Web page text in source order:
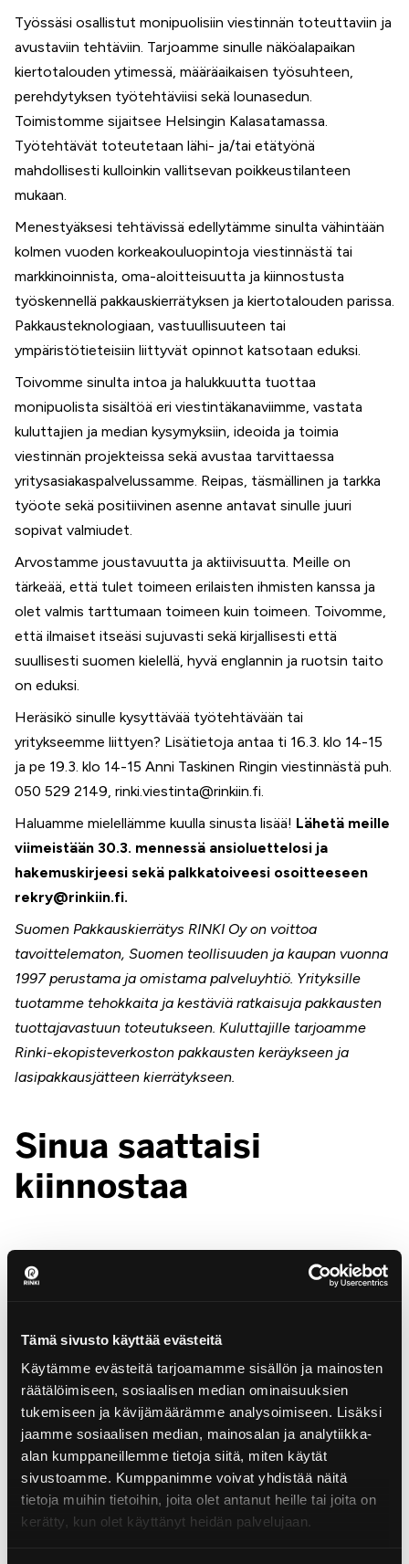
Tämä sivusto käyttää evästeitä
Käytämme evästeitä tarjoamamme sisällön ja mainosten
räätälöimiseen, sosiaalisen median ominaisuuksien
tukemiseen ja kävijämäärämme analysoimiseen. Lisäksi
jaamme sosiaalisen median, mainosalan ja analytiikka-
alan kumppaneillemme tietoja siitä, miten käytät
sivustoamme. Kumppanimme voivat yhdistää näitä
tietoja muihin tietoihin, joita olet antanut heille tai joita on
kerätty, kun olet käyttänyt heidän palvelujaan.
Työssäsi osallistut monipuolisiin viestinnän toteuttaviin ja
avustaviin tehtäviin. Tarjoamme sinulle näköalapaikan
kiertotalouden ytimessä, määräaikaisen työsuhteen,
perehdytyksen työtehtäviisi sekä lounasedun.
Toimistomme sijaitsee Helsingin Kalasatamassa.
Työtehtävät toteutetaan lähi- ja/tai etätyönä
mahdollisesti kulloinkin vallitsevan poikkeustilanteen
mukaan.
Menestyäksesi tehtävissä edellytämme sinulta vähintään
kolmen vuoden korkeakouluopintoja viestinnästä tai
markkinoinnista, oma-aloitteisuutta ja kiinnostusta
työskennellä pakkauskierrätyksen ja kiertotalouden parissa.
Pakkausteknologiaan, vastuullisuuteen tai
ympäristötieteisiin liittyvät opinnot katsotaan eduksi.
Toivomme sinulta intoa ja halukkuutta tuottaa
monipuolista sisältöä eri viestintäkanaviimme, vastata
kuluttajien ja median kysymyksiin, ideoida ja toimia
viestinnän projekteissa sekä avustaa tarvittaessa
yritysasiakaspalvelussamme. Reipas, täsmällinen ja tarkka
työote sekä positiivinen asenne antavat sinulle juuri
sopivat valmiudet.
Arvostamme joustavuutta ja aktiivisuutta. Meille on
tärkeää, että tulet toimeen erilaisten ihmisten kanssa ja
olet valmis tarttumaan toimeen kuin toimeen. Toivomme,
että ilmaiset itseäsi sujuvasti sekä kirjallisesti että
suullisesti suomen kielellä, hyvä englannin ja ruotsin taito
on eduksi.
Heräsikö sinulle kysyttävää työtehtävään tai
yritykseemme liittyen? Lisätietoja antaa ti 16.3. klo 14-15
ja pe 19.3. klo 14-15 Anni Taskinen Ringin viestinnästä puh.
050 529 2149, rinki.viestinta@rinkiin.fi.
Haluamme mielellämme kuulla sinusta lisää! Lähetä meille
viimeistään 30.3. mennessä ansioluettelosi ja
hakemuskirjeesi sekä palkkatoiveesi osoitteeseen
rekry@rinkiin.fi.
Suomen Pakkauskierrätys RINKI Oy on voittoa
tavoittelematon, Suomen teollisuuden ja kaupan vuonna
1997 perustama ja omistama palveluyhtiö. Yrityksille
tuotamme tehokkaita ja kestäviä ratkaisuja pakkausten
tuottajavastuun toteutukseen. Kuluttajille tarjoamme
Rinki-ekopisteverkoston pakkausten keräykseen ja
lasipakkausjätteen kierrätykseen.
Sinua saattaisi
kiinnostaa